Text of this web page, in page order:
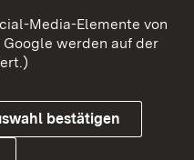
Media-Elemente von
werden auf der
bestätigen